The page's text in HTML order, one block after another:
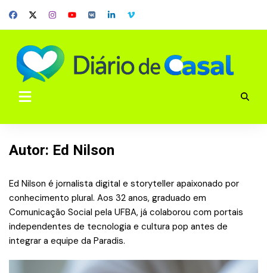
Autor: Ed Nilson
Ed Nilson é jornalista digital e storyteller apaixonado por
conhecimento plural. Aos 32 anos, graduado em
Comunicação Social pela UFBA, já colaborou com portais
independentes de tecnologia e cultura pop antes de
integrar a equipe da Paradis.